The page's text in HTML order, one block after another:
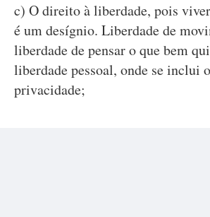
c) O direito à liberdade, pois
é um desígnio. Liberdade de
liberdade de pensar o que bem
liberdade pessoal, onde se inclui
privacidade;